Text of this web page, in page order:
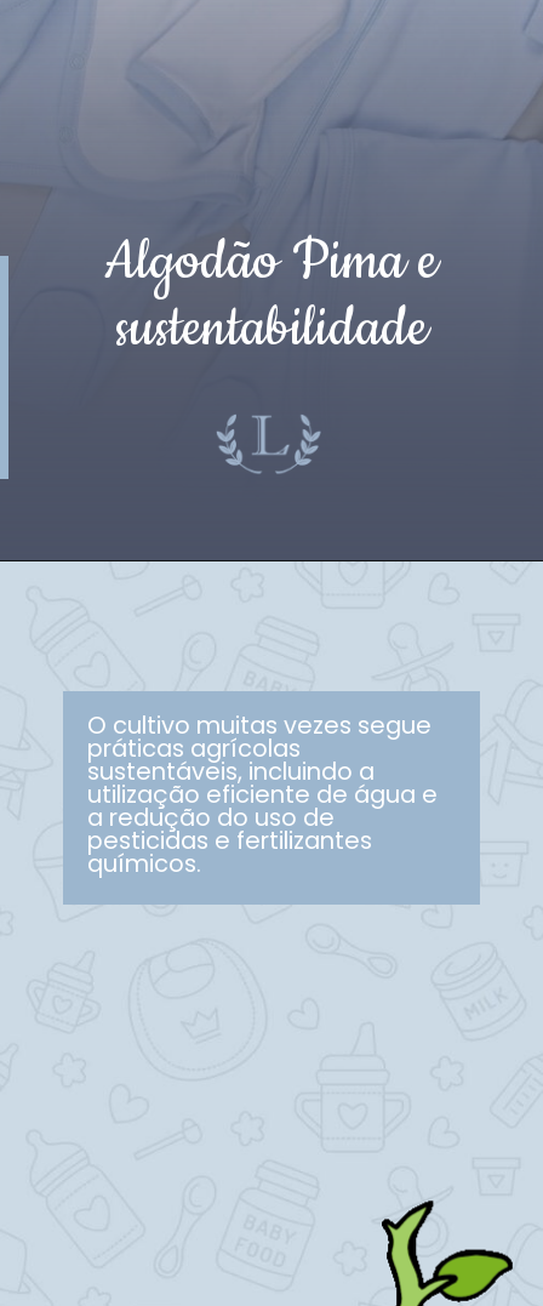
Algodão Pima e
sustentabilidade
O cultivo muitas vezes segue
práticas agrícolas
sustentáveis, incluindo a
utilização eficiente de água e
a redução do uso de
pesticidas e fertilizantes
químicos.